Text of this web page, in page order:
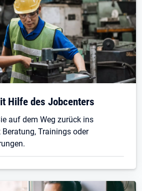
Hilfe des Jobcenters
auf dem Weg zurück ins
Trainings oder